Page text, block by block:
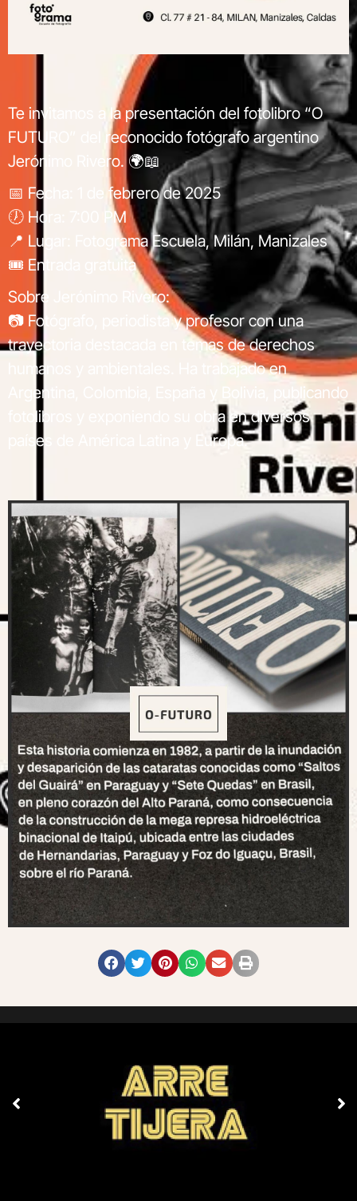
Te invitamos a la presentación del fotolibro “O
FUTURO” del reconocido fotógrafo argentino
Jerónimo Rivero. 🌍📖
📅 Fecha: 1 de febrero de 2025
🕖 Hora: 7:00 PM
📍 Lugar: Fotograma Escuela, Milán, Manizales
🎟️ Entrada gratuita
Sobre Jerónimo Rivero:
📷 Fotógrafo, periodista y profesor con una
trayectoria destacada en temas de derechos
humanos y ambientales. Ha trabajado en
Argentina, Colombia, España y Bolivia, publicando
fotolibros y exponiendo su obra en diversos
países de América Latina y Europa.